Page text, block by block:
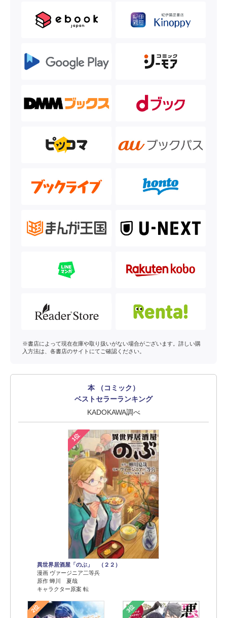
※書店によって現在在庫や取り扱いがない場合がございます。詳しい購
入方法は、各書店のサイトにてご確認ください。
本 （コミック）
ベストセラーランキング
KADOKAWA調べ
1位
異世界居酒屋「のぶ」 （２２）
漫画 ヴァージニア二等兵
原作 蝉川 夏哉
キャラクター原案 転
2位 3位